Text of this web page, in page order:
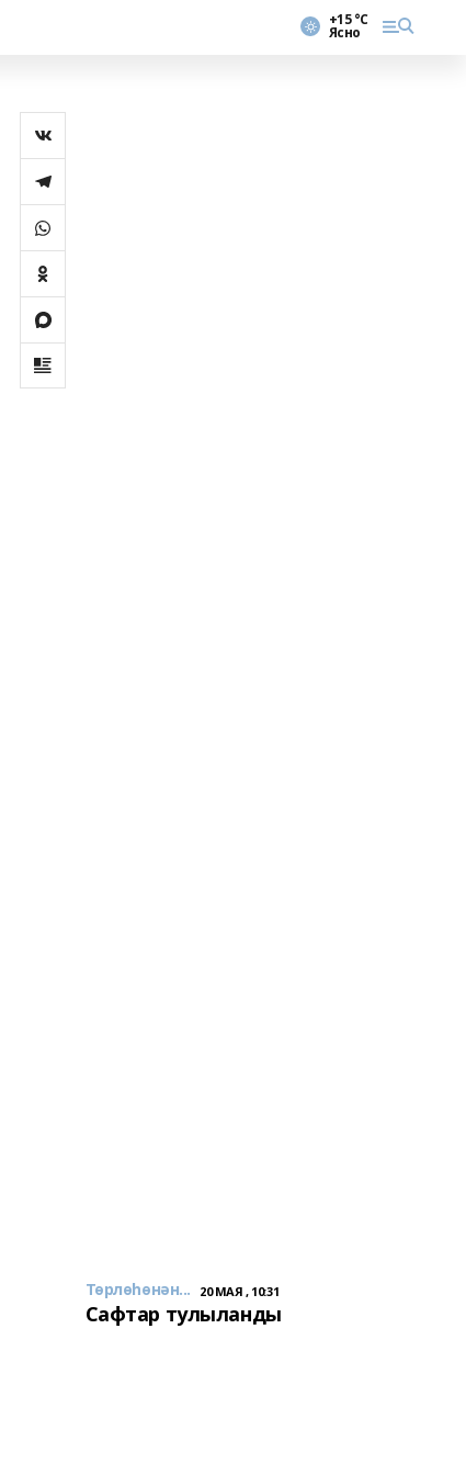
+15 °С
Ясно
Төрлөһөнән... 20 МАЯ , 10:31
Сафтар тулыланды